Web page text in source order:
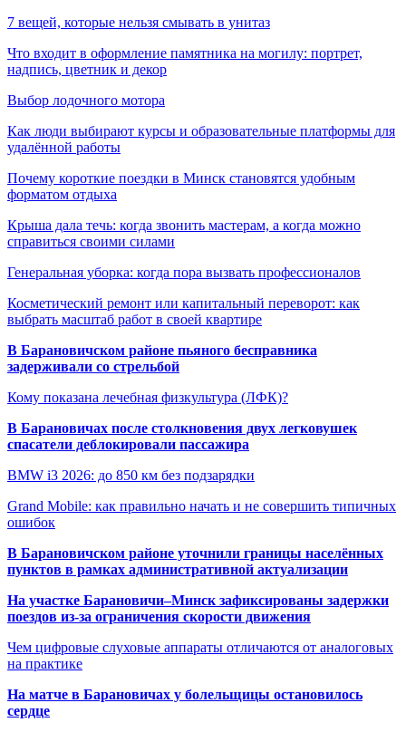
7 вещей, которые нельзя смывать в унитаз
Что входит в оформление памятника на могилу: портрет,
надпись, цветник и декор
Выбор лодочного мотора
Как люди выбирают курсы и образовательные платформы для
удалённой работы
Почему короткие поездки в Минск становятся удобным
форматом отдыха
Крыша дала течь: когда звонить мастерам, а когда можно
справиться своими силами
Генеральная уборка: когда пора вызвать профессионалов
Косметический ремонт или капитальный переворот: как
выбрать масштаб работ в своей квартире
В Барановичском районе пьяного бесправника
задерживали со стрельбой
Кому показана лечебная физкультура (ЛФК)?
В Барановичах после столкновения двух легковушек
спасатели деблокировали пассажира
BMW i3 2026: до 850 км без подзарядки
Grand Mobile: как правильно начать и не совершить типичных
ошибок
В Барановичском районе уточнили границы населённых
пунктов в рамках административной актуализации
На участке Барановичи–Минск зафиксированы задержки
поездов из-за ограничения скорости движения
Чем цифровые слуховые аппараты отличаются от аналоговых
на практике
На матче в Барановичах у болельщицы остановилось
сердце